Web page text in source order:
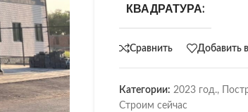
КВАДРАТУРА:
Сравнить Добавить
Категории: 2023 год.,
Строим сейчас